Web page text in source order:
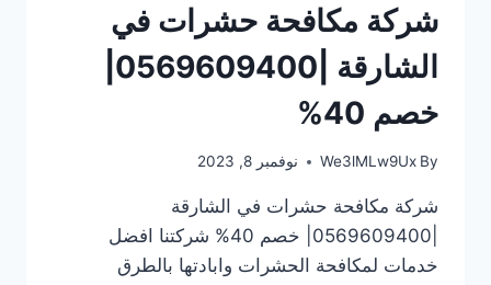
شركة مكافحة حشرات في
خصم 40%
By
We3lMLw9Ux نوفمبر 8, 2023
شركة مكافحة حشرات في الشارقة
|0569609400| خصم 40% شركتنا افضل
خدمات لمكافحة الحشرات وابادتها بالطرق